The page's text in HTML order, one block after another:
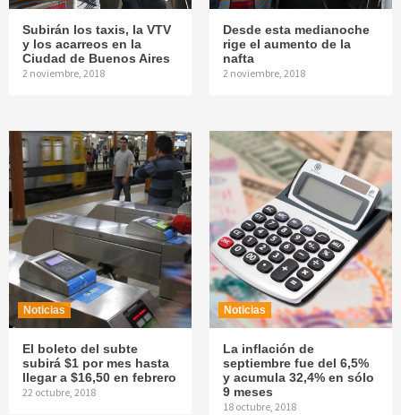
Subirán los taxis, la VTV
y los acarreos en la
Ciudad de Buenos Aires
2 noviembre, 2018
Desde esta medianoche
rige el aumento de la
nafta
2 noviembre, 2018
Noticias
El boleto del subte
subirá $1 por mes hasta
llegar a $16,50 en febrero
22 octubre, 2018
Noticias
La inflación de
septiembre fue del 6,5%
y acumula 32,4% en sólo
9 meses
18 octubre, 2018